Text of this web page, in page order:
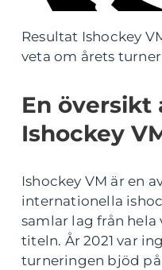
Resultat Ishockey
veta om årets
En översikt
Ishockey
Ishockey VM är en
internationella
samlar lag från
titeln. År 2021 var
turneringen bjöd